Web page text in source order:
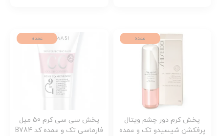
عمده
پخش کرم دور چشم ویتال
پرفکشن شیسیدو تک و عمده
عمده
پخش سی سی کرم 50 میل
فارماسی تک و عمده کد B784